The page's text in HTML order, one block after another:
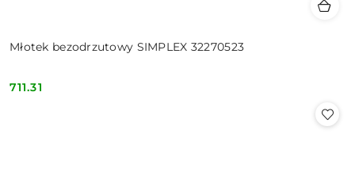
Młotek bezodrzutowy SIMPLEX 32270523
Cena:
711.31